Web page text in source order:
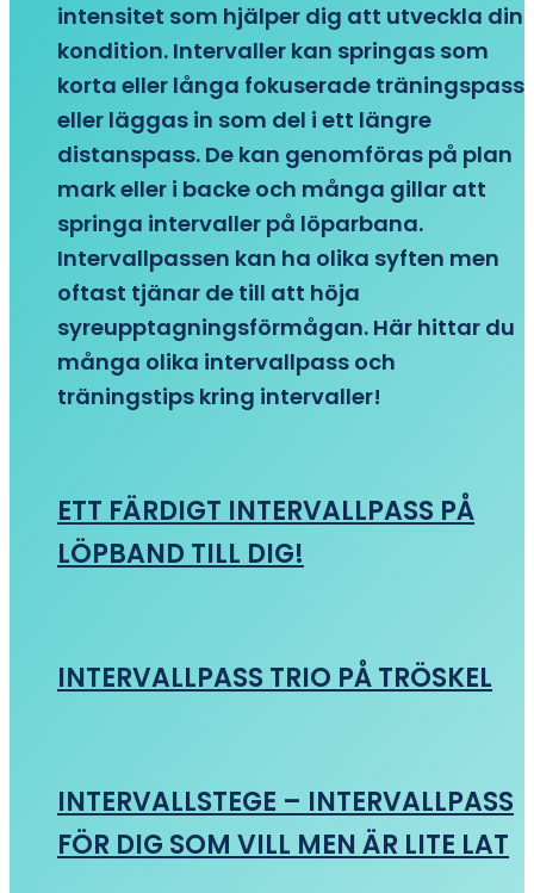
intensitet som hjälper dig att utveckla din
kondition. Intervaller kan springas som
korta eller långa fokuserade träningspass
eller läggas in som del i ett längre
distanspass. De kan genomföras på plan
mark eller i backe och många gillar att
springa intervaller på löparbana.
Intervallpassen kan ha olika syften men
oftast tjänar de till att höja
syreupptagningsförmågan. Här hittar du
många olika intervallpass och
träningstips kring intervaller!
ETT FÄRDIGT INTERVALLPASS PÅ
LÖPBAND TILL DIG!
INTERVALLPASS TRIO PÅ TRÖSKEL
INTERVALLSTEGE – INTERVALLPASS
FÖR DIG SOM VILL MEN ÄR LITE LAT